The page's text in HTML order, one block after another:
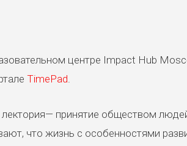
центре Impact Hub
TimePad
лектория— принятие обществом
что жизнь с особенностями